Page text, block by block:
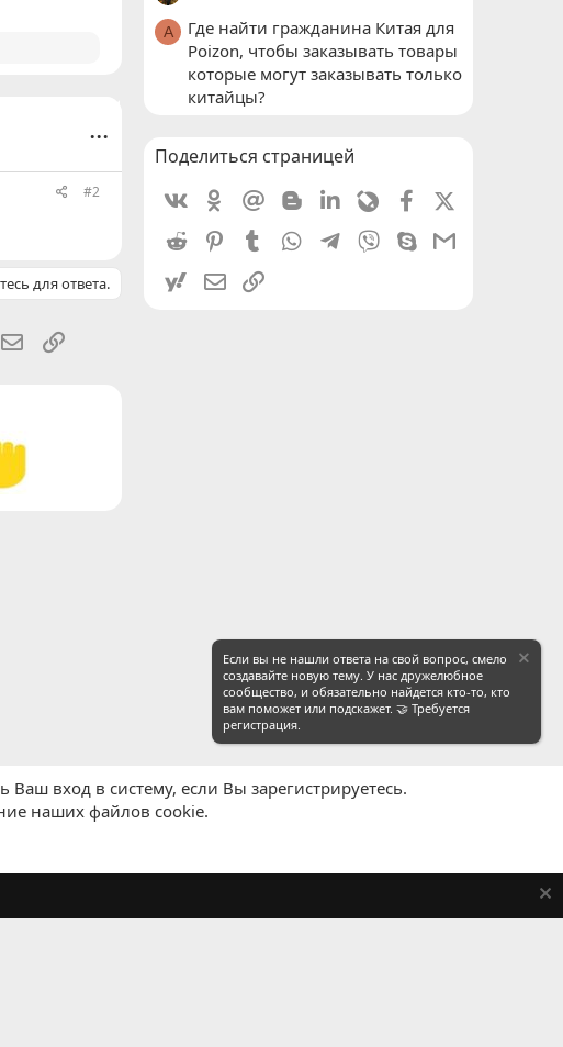
...
#2
для ответа.
Электронная почта
A
Где найти гражданина Китая для
Poizon, чтобы заказывать товары
которые могут заказывать только
китайцы?
Поделиться страницей
VkontakteOdnoklassniki
Mail.ru BloggerLinkedin
LivejournalFacebook
Reddit PinterestTumblr WhatsAppTelegram
Viber SkypeGmail
yahoomailЭлектронная почта
Если вы не нашли ответа на свой вопрос, смело
создавайте новую тему. У нас дружелюбное
сообщество, и обязательно найдется кто-то, кто
вам поможет или подскажет. 🤝 Требуется
регистрация.
вход в систему, если Вы зарегистрируетесь.
наших файлов cookie.